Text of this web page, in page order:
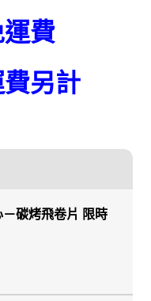
費
另計
碳烤飛卷片 限時